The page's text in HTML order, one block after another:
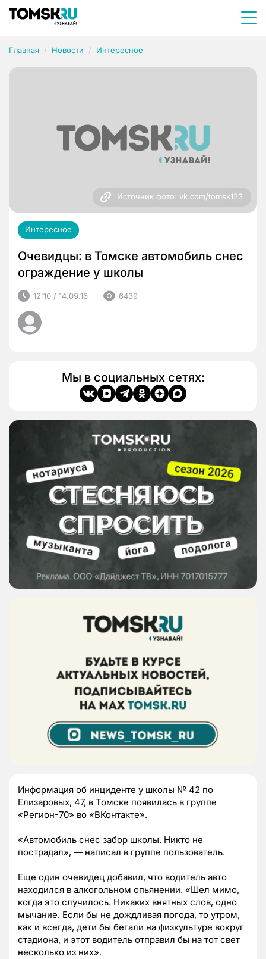
Главная Новости Интересное
Источник фото: vk.com/tomsk123
Интересное
Очевидцы: в Томске автомобиль снес
ограждение у школы
12:10 / 14.09.16 6439
Мы в социальных сетях:
Информация об инциденте у школы № 42 по
Елизаровых, 47, в Томске появилась в группе
«Регион-70» во «ВКонтакте».
«Автомобиль снес забор школы. Никто не
пострадал», — написал в группе пользователь.
Еще один очевидец добавил, что водитель авто
находился в алкогольном опьянении. «Шел мимо,
когда это случилось. Никаких внятных слов, одно
мычание. Если бы не дождливая погода, то утром,
как и всегда, дети бы бегали на физкультуре вокруг
стадиона, и этот водитель отправил бы на тот свет
несколько из них».